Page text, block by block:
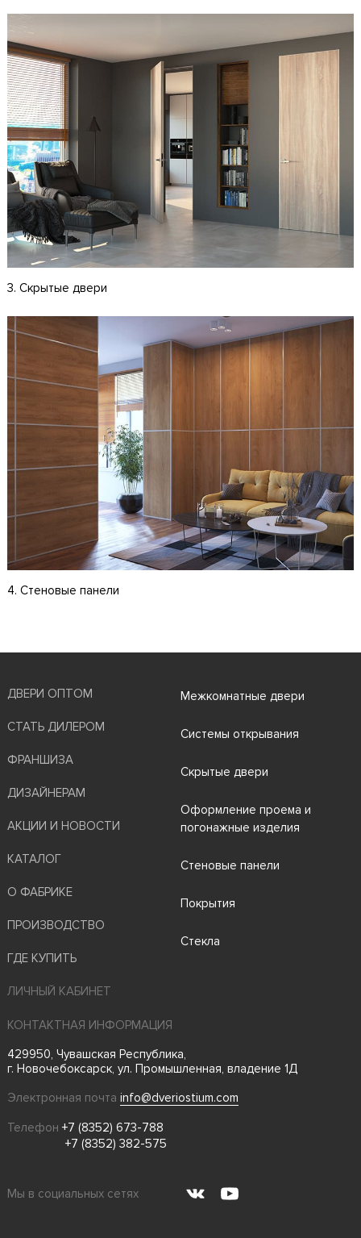
3. Скрытые двери
4. Стеновые панели
ДВЕРИ ОПТОМ
СТАТЬ ДИЛЕРОМ
ФРАНШИЗА
ДИЗАЙНЕРАМ
АКЦИИ И НОВОСТИ
КАТАЛОГ
О ФАБРИКЕ
ПРОИЗВОДСТВО
ГДЕ КУПИТЬ
Межкомнатные двери
Системы открывания
Скрытые двери
Оформление проема и
погонажные изделия
Стеновые панели
Покрытия
Стекла
ЛИЧНЫЙ КАБИНЕТ
КОНТАКТНАЯ ИНФОРМАЦИЯ
429950, Чувашская Республика,
г. Новочебоксарск, ул. Промышленная, владение 1Д
Электронная почта info@dveriostium.com
Телефон +7 (8352) 673-788
+7 (8352) 382-575
Мы в социальных сетях